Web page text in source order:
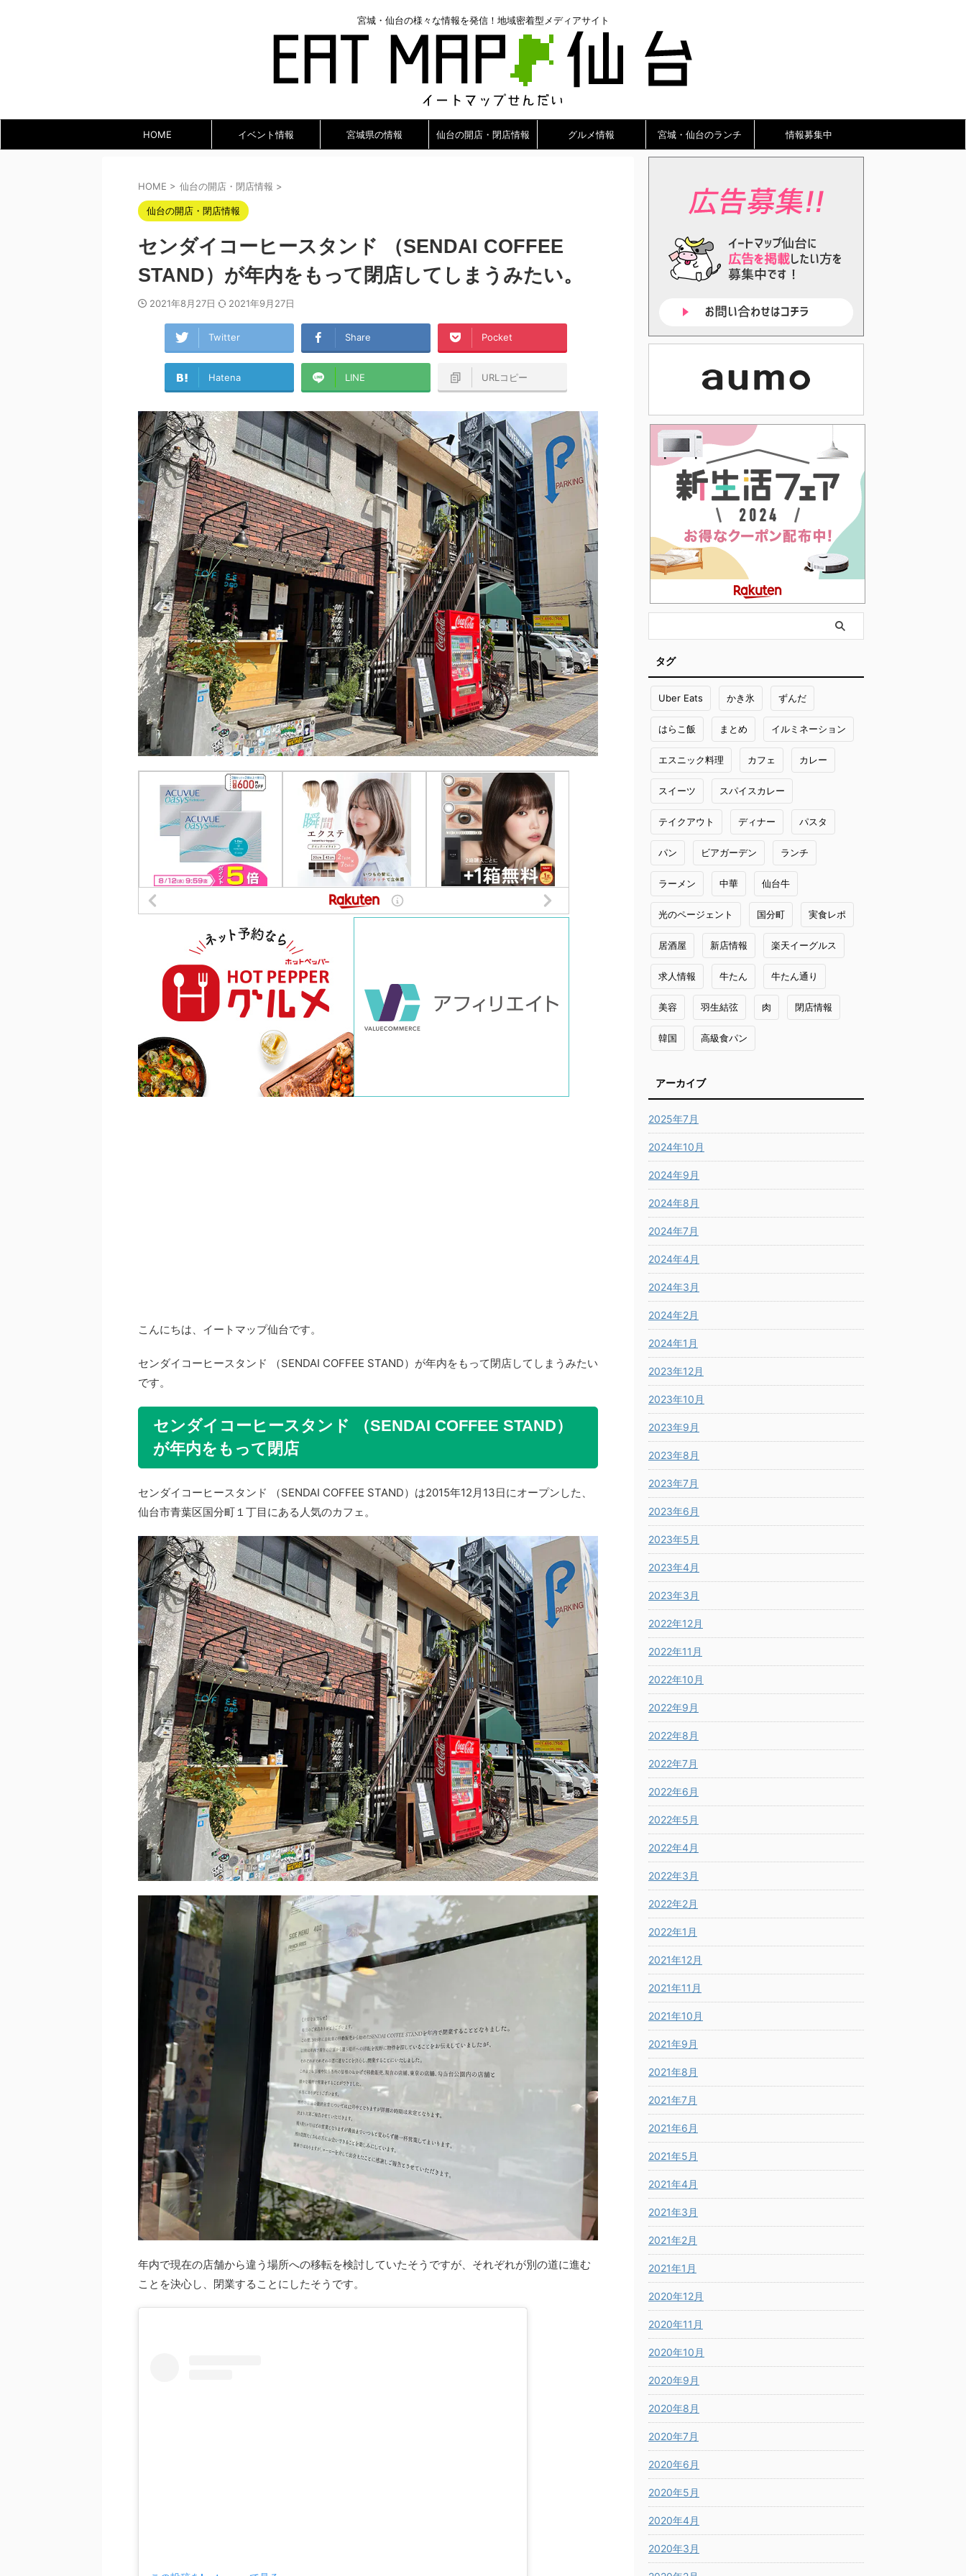
宮城・仙台の様々な情報を発信！地域密着型メディアサイト
HOME イベント情報 宮城県の情報 仙台の開店・閉店情報 グルメ情報 宮城・仙台のランチ 情報募集中
HOME > 仙台の開店・閉店情報 >
仙台の開店・閉店情報
センダイコーヒースタンド （SENDAI COFFEE
STAND）が年内をもって閉店してしまうみたい。
2021年8月27日 2021年9月27日
Twitter Share Pocket
Hatena LINE URLコピー
こんにちは、イートマップ仙台です。
センダイコーヒースタンド （SENDAI COFFEE STAND）が年内をもって閉店してしまうみたい
です。
センダイコーヒースタンド （SENDAI COFFEE STAND）
が年内をもって閉店
センダイコーヒースタンド （SENDAI COFFEE STAND）は2015年12月13日にオープンした、
仙台市青葉区国分町１丁目にある人気のカフェ。
年内で現在の店舗から違う場所への移転を検討していたそうですが、それぞれが別の道に進む
ことを決心し、閉業することにしたそうです。
タグ
Uber Eats かき氷 ずんだ
はらこ飯 まとめ イルミネーション
エスニック料理 カフェ カレー
スイーツ スパイスカレー
テイクアウト ディナー パスタ
パン ビアガーデン ランチ
ラーメン 中華 仙台牛
光のページェント 国分町 実食レポ
居酒屋 新店情報 楽天イーグルス
求人情報 牛たん 牛たん通り
美容 羽生結弦 肉 閉店情報
韓国 高級食パン
アーカイブ
2025年7月
2024年10月
2024年9月
2024年8月
2024年7月
2024年4月
2024年3月
2024年2月
2024年1月
2023年12月
2023年10月
2023年9月
2023年8月
2023年7月
2023年6月
2023年5月
2023年4月
2023年3月
2022年12月
2022年11月
2022年10月
2022年9月
2022年8月
2022年7月
2022年6月
2022年5月
2022年4月
2022年3月
2022年2月
2022年1月
2021年12月
2021年11月
2021年10月
2021年9月
2021年8月
2021年7月
2021年6月
2021年5月
2021年4月
2021年3月
2021年2月
2021年1月
2020年12月
2020年11月
2020年10月
2020年9月
2020年8月
2020年7月
2020年6月
2020年5月
2020年4月
2020年3月